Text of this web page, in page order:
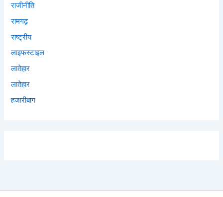
राजीनीति
रामगढ़
राष्ट्रीय
लाइफस्टाइल
लातेहार
लातेहार
हजारीबाग